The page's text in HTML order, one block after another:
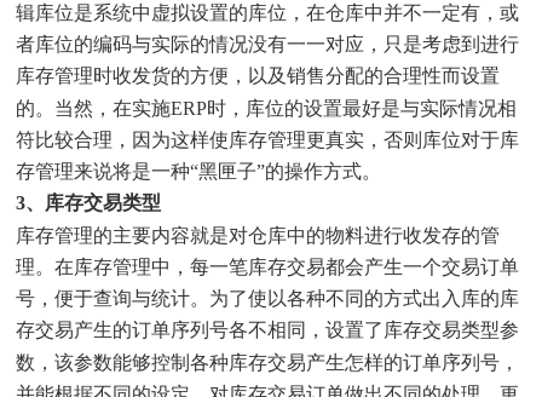
辑库位是系统中虚拟设置的库位，在仓库中并不一定有，或
者库位的编码与实际的情况没有一一对应，只是考虑到进行
库存管理时收发货的方便，以及销售分配的合理性而设置
的。当然，在实施ERP时，库位的设置最好是与实际情况相
符比较合理，因为这样使库存管理更真实，否则库位对于库
存管理来说将是一种“黑匣子”的操作方式。
3、库存交易类型
库存管理的主要内容就是对仓库中的物料进行收发存的管
理。在库存管理中，每一笔库存交易都会产生一个交易订单
号，便于查询与统计。为了使以各种不同的方式出入库的库
存交易产生的订单序列号各不相同，设置了库存交易类型参
数，该参数能够控制各种库存交易产生怎样的订单序列号，